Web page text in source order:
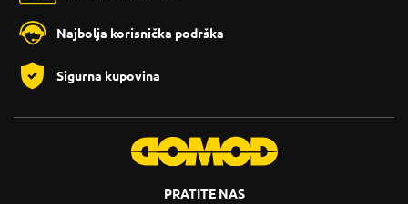
Najbolja korisnička podrška
Sigurna kupovina
PRATITE NAS